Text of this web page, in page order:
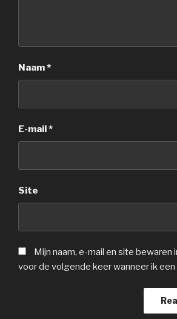
Naam*
E-mail *
Site
Mijn naam, e-mail en site bewaren
voor de volgende keer wanneer ik